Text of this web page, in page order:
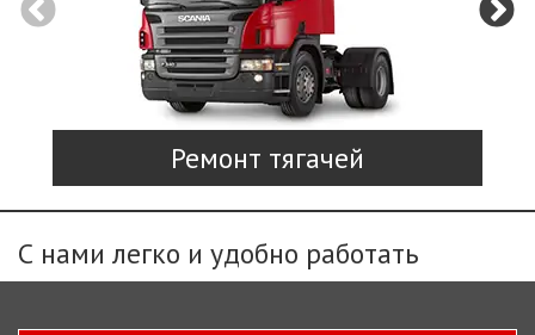
Ремонт тягачей
С нами легко и удобно работать